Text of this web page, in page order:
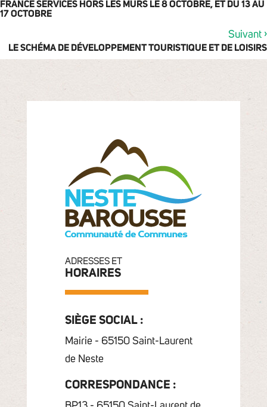
FRANCE SERVICES HORS LES MURS LE 8 OCTOBRE, ET DU 13 AU
17 OCTOBRE
Suivant ›
LE SCHÉMA DE DÉVELOPPEMENT TOURISTIQUE ET DE LOISIRS
ADRESSES ET
HORAIRES
SIÈGE SOCIAL :
Mairie - 65150 Saint-Laurent
de Neste
CORRESPONDANCE :